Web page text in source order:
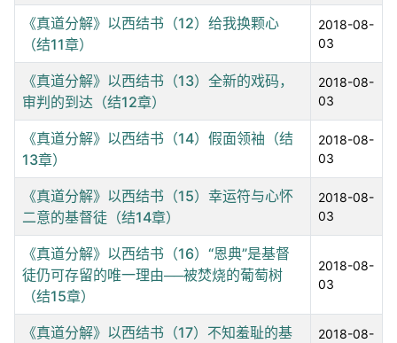
《真道分解》以西结书（12）给我换颗心
（结11章）
2018-08-
03
《真道分解》以西结书（13）全新的戏码，
审判的到达（结12章）
2018-08-
03
《真道分解》以西结书（14）假面领袖（结
13章）
2018-08-
03
《真道分解》以西结书（15）幸运符与心怀
二意的基督徒（结14章）
2018-08-
03
《真道分解》以西结书（16）“恩典”是基督
徒仍可存留的唯一理由──被焚烧的葡萄树
（结15章）
2018-08-
03
《真道分解》以西结书（17）不知羞耻的基
2018-08-